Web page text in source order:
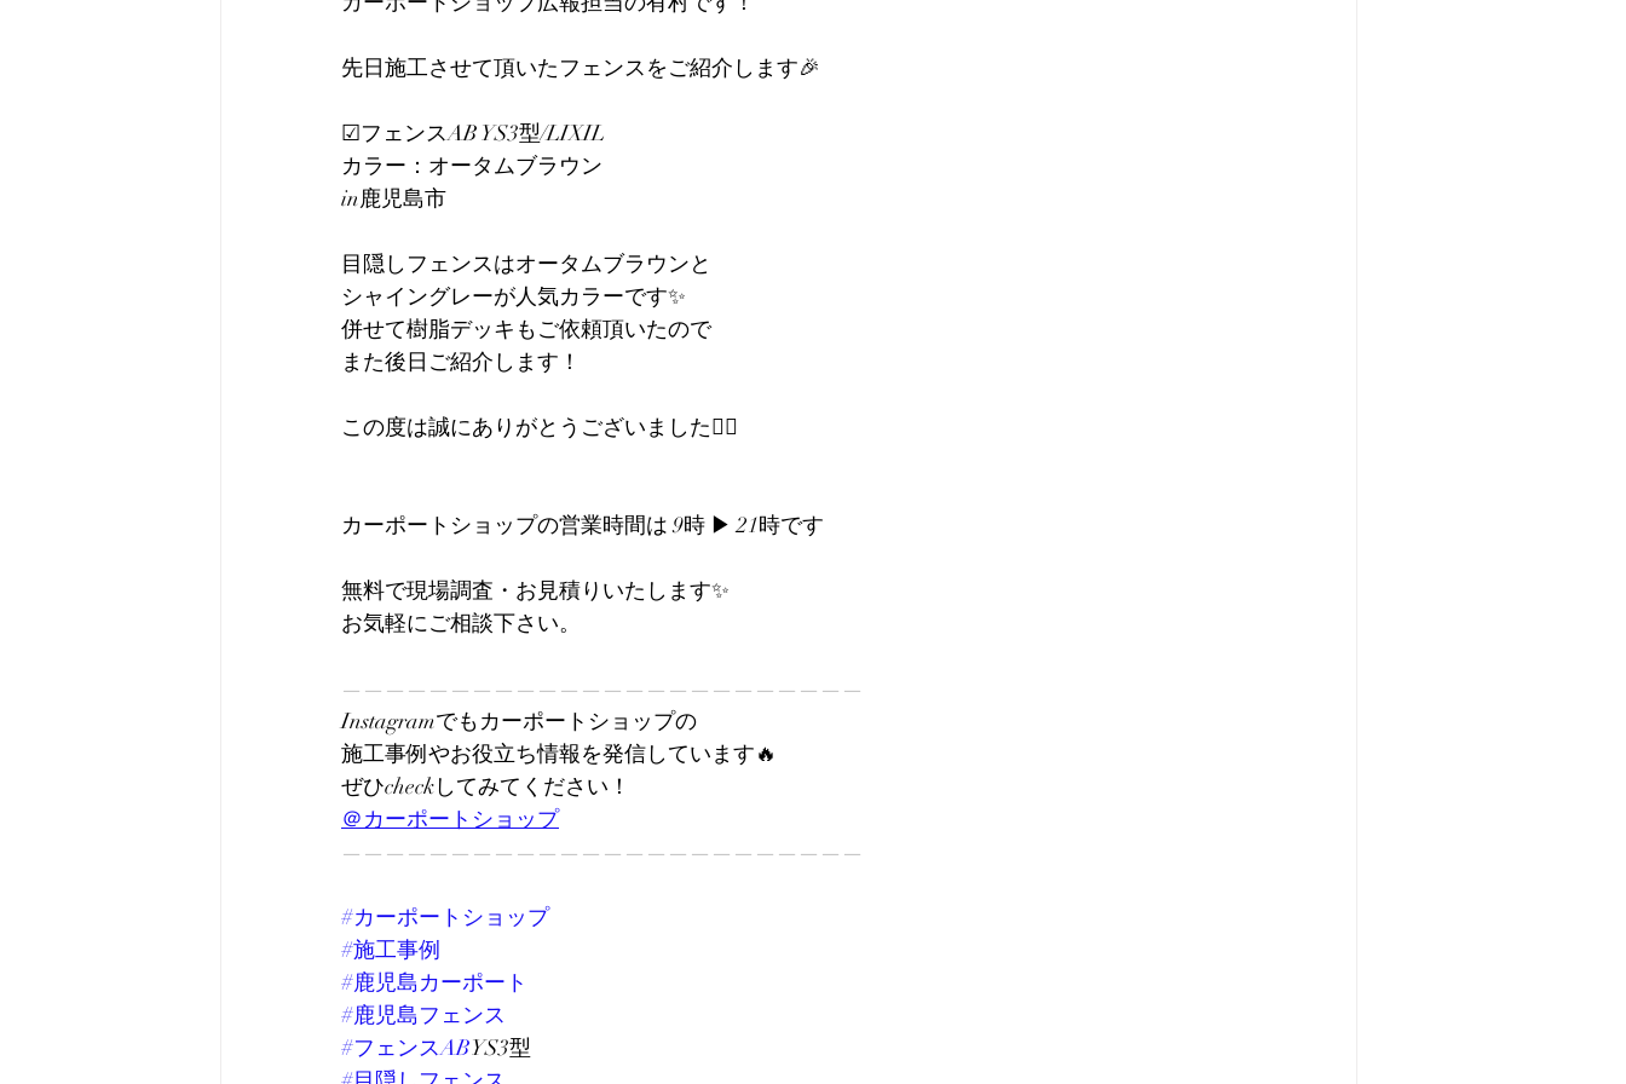
先日施工させて頂いたフェンスをご紹介します🎉
☑︎フェンスAB YS3型/LIXIL
カラー：オータムブラウン
in鹿児島市
目隠しフェンスはオータムブラウンと
シャイングレーが人気カラーです✨
併せて樹脂デッキもご依頼頂いたので
また後日ご紹介します！
この度は誠にありがとうございました🙇‍♀️
カーポートショップの営業時間は 9時 ▶︎ 21時です
無料で現場調査・お見積りいたします✨
お気軽にご相談下さい。
————————————————————————
Instagramでもカーポートショップの
施工事例やお役立ち情報を発信しています🔥
ぜひcheckしてみてください！
＠カーポートショップ
————————————————————————
#カーポートショップ
#施工事例
#鹿児島カーポート
#鹿児島フェンス
#フェンスABYS3型